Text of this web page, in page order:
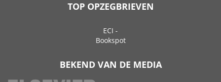
TOP OPZEGBRIEVEN
ECI -
Bookspot
BEKEND VAN DE MEDIA